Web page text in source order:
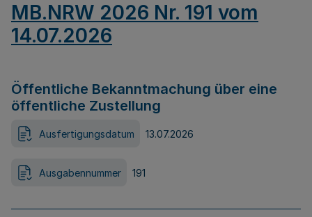
MB.NRW 2026 Nr. 191 vom
14.07.2026
Öffentliche Bekanntmachung über eine
öffentliche Zustellung
Ausfertigungsdatum 13.07.2026
Ausgabennummer 191